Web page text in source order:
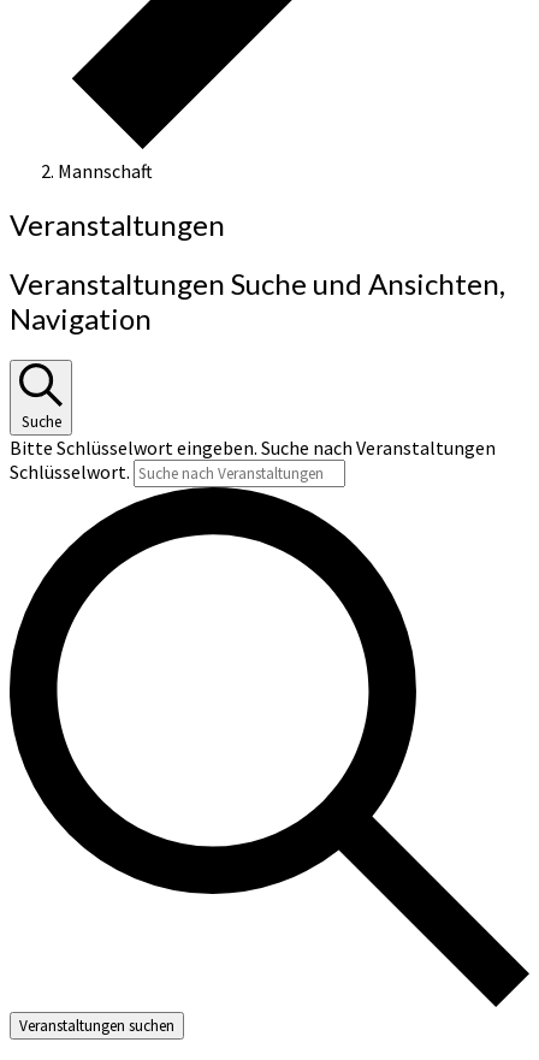
Mannschaft
Veranstaltungen
Veranstaltungen Suche und Ansichten,
Navigation
Suche
Bitte Schlüsselwort eingeben. Suche nach Veranstaltungen
Schlüsselwort.
Veranstaltungen suchen